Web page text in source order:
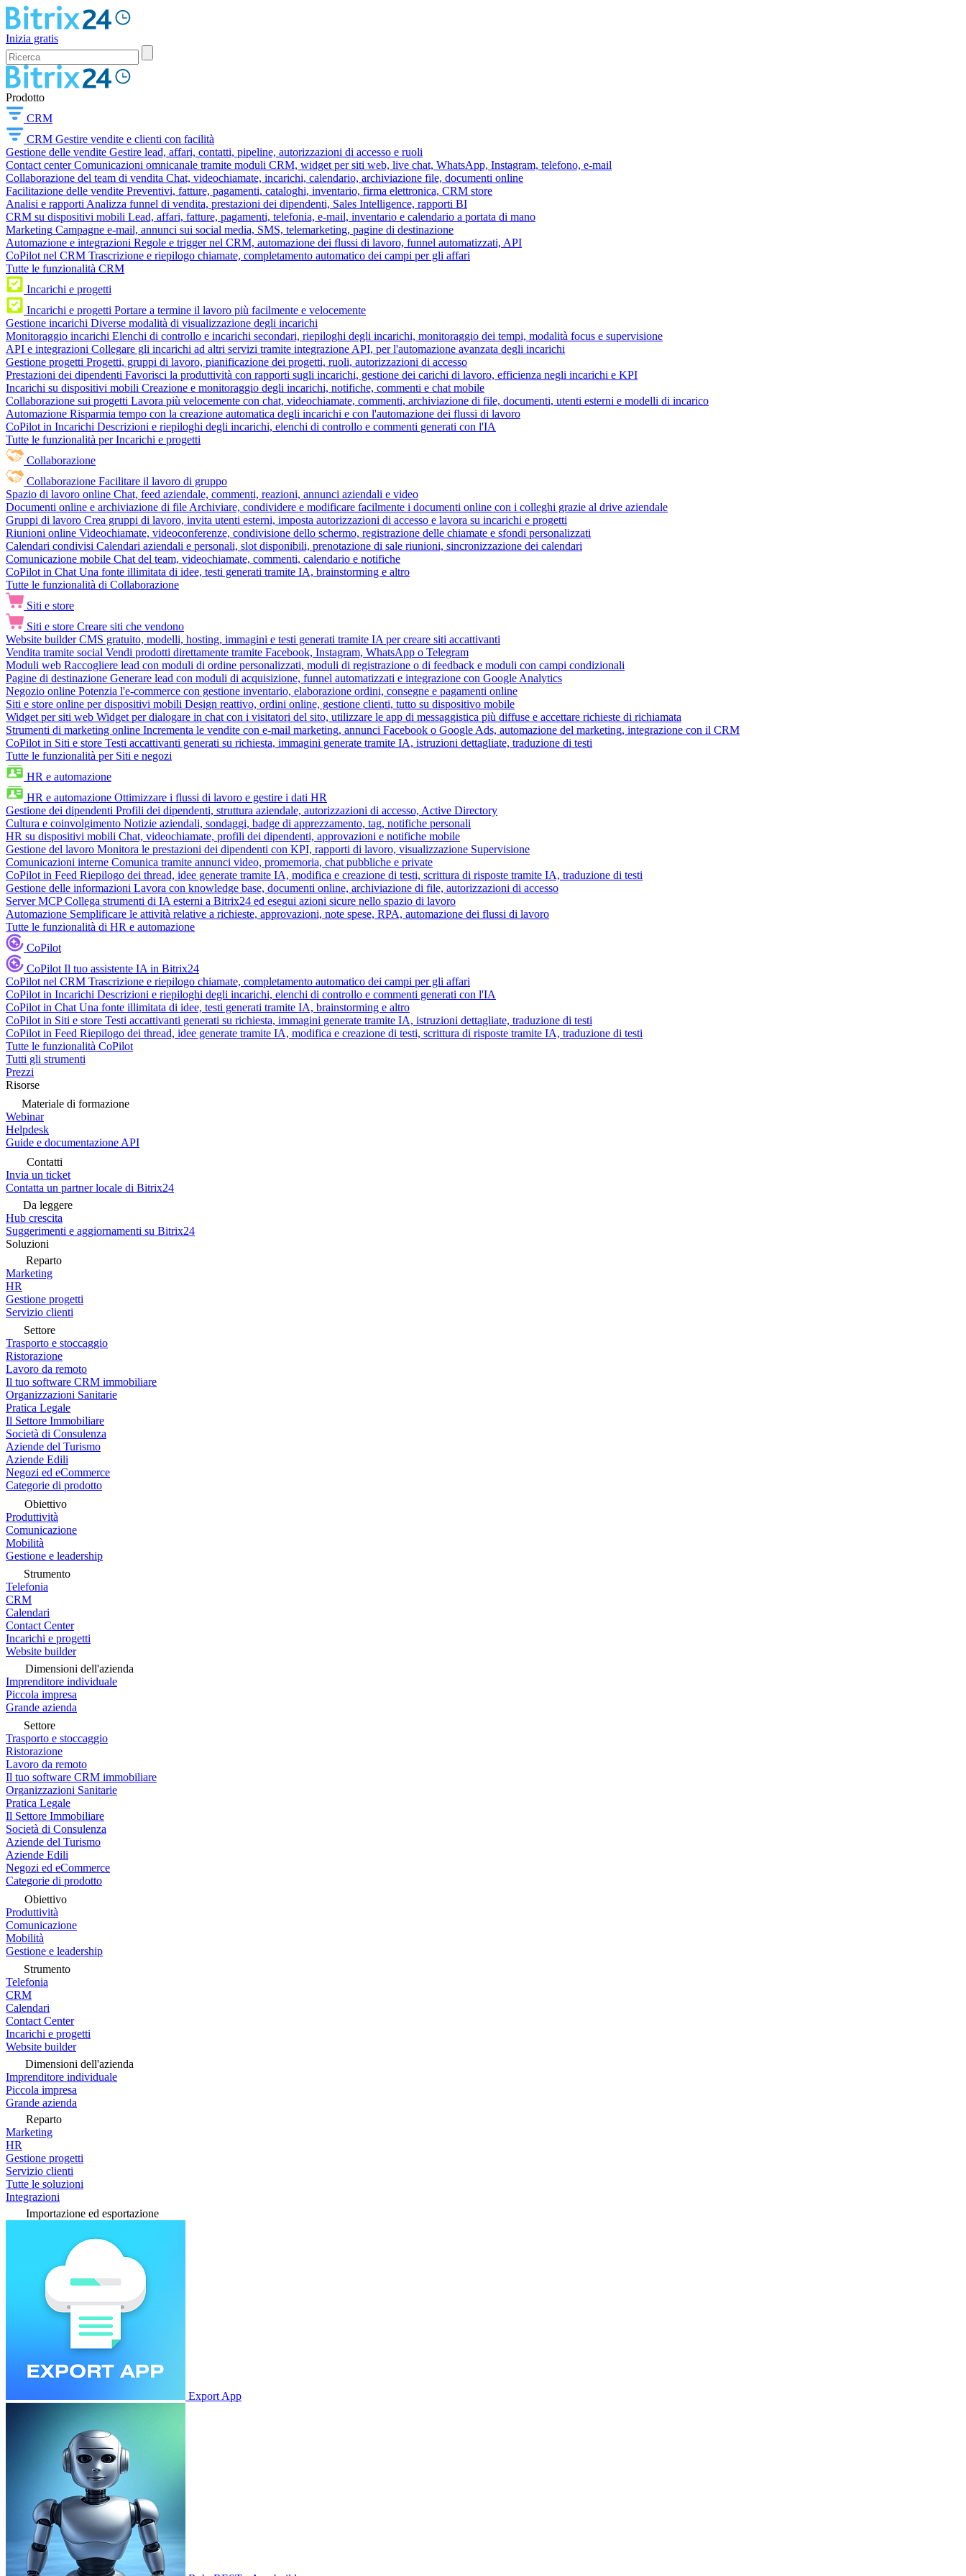
Inizia gratis
Prodotto
CRM
CRM Gestire vendite e clienti con facilità
Gestione delle vendite Gestire lead, affari, contatti, pipeline, autorizzazioni di accesso e ruoli
Contact center Comunicazioni omnicanale tramite moduli CRM, widget per siti web, live chat, WhatsApp, Instagram, telefono, e-mail
Collaborazione del team di vendita Chat, videochiamate, incarichi, calendario, archiviazione file, documenti online
Facilitazione delle vendite Preventivi, fatture, pagamenti, cataloghi, inventario, firma elettronica, CRM store
Analisi e rapporti Analizza funnel di vendita, prestazioni dei dipendenti, Sales Intelligence, rapporti BI
CRM su dispositivi mobili Lead, affari, fatture, pagamenti, telefonia, e-mail, inventario e calendario a portata di mano
Marketing Campagne e-mail, annunci sui social media, SMS, telemarketing, pagine di destinazione
Automazione e integrazioni Regole e trigger nel CRM, automazione dei flussi di lavoro, funnel automatizzati, API
CoPilot nel CRM Trascrizione e riepilogo chiamate, completamento automatico dei campi per gli affari
Tutte le funzionalità CRM
Incarichi e progetti
Incarichi e progetti Portare a termine il lavoro più facilmente e velocemente
Gestione incarichi Diverse modalità di visualizzazione degli incarichi
Monitoraggio incarichi Elenchi di controllo e incarichi secondari, riepiloghi degli incarichi, monitoraggio dei tempi, modalità focus e supervisione
API e integrazioni Collegare gli incarichi ad altri servizi tramite integrazione API, per l'automazione avanzata degli incarichi
Gestione progetti Progetti, gruppi di lavoro, pianificazione dei progetti, ruoli, autorizzazioni di accesso
Prestazioni dei dipendenti Favorisci la produttività con rapporti sugli incarichi, gestione dei carichi di lavoro, efficienza negli incarichi e KPI
Incarichi su dispositivi mobili Creazione e monitoraggio degli incarichi, notifiche, commenti e chat mobile
Collaborazione sui progetti Lavora più velocemente con chat, videochiamate, commenti, archiviazione di file, documenti, utenti esterni e modelli di incarico
Automazione Risparmia tempo con la creazione automatica degli incarichi e con l'automazione dei flussi di lavoro
CoPilot in Incarichi Descrizioni e riepiloghi degli incarichi, elenchi di controllo e commenti generati con l'IA
Tutte le funzionalità per Incarichi e progetti
Collaborazione
Collaborazione Facilitare il lavoro di gruppo
Spazio di lavoro online Chat, feed aziendale, commenti, reazioni, annunci aziendali e video
Documenti online e archiviazione di file Archiviare, condividere e modificare facilmente i documenti online con i colleghi grazie al drive aziendale
Gruppi di lavoro Crea gruppi di lavoro, invita utenti esterni, imposta autorizzazioni di accesso e lavora su incarichi e progetti
Riunioni online Videochiamate, videoconferenze, condivisione dello schermo, registrazione delle chiamate e sfondi personalizzati
Calendari condivisi Calendari aziendali e personali, slot disponibili, prenotazione di sale riunioni, sincronizzazione dei calendari
Comunicazione mobile Chat del team, videochiamate, commenti, calendario e notifiche
CoPilot in Chat Una fonte illimitata di idee, testi generati tramite IA, brainstorming e altro
Tutte le funzionalità di Collaborazione
Siti e store
Siti e store Creare siti che vendono
Website builder CMS gratuito, modelli, hosting, immagini e testi generati tramite IA per creare siti accattivanti
Vendita tramite social Vendi prodotti direttamente tramite Facebook, Instagram, WhatsApp o Telegram
Moduli web Raccogliere lead con moduli di ordine personalizzati, moduli di registrazione o di feedback e moduli con campi condizionali
Pagine di destinazione Generare lead con moduli di acquisizione, funnel automatizzati e integrazione con Google Analytics
Negozio online Potenzia l'e-commerce con gestione inventario, elaborazione ordini, consegne e pagamenti online
Siti e store online per dispositivi mobili Design reattivo, ordini online, gestione clienti, tutto su dispositivo mobile
Widget per siti web Widget per dialogare in chat con i visitatori del sito, utilizzare le app di messaggistica più diffuse e accettare richieste di richiamata
Strumenti di marketing online Incrementa le vendite con e-mail marketing, annunci Facebook o Google Ads, automazione del marketing, integrazione con il CRM
CoPilot in Siti e store Testi accattivanti generati su richiesta, immagini generate tramite IA, istruzioni dettagliate, traduzione di testi
Tutte le funzionalità per Siti e negozi
HR e automazione
HR e automazione Ottimizzare i flussi di lavoro e gestire i dati HR
Gestione dei dipendenti Profili dei dipendenti, struttura aziendale, autorizzazioni di accesso, Active Directory
Cultura e coinvolgimento Notizie aziendali, sondaggi, badge di apprezzamento, tag, notifiche personali
HR su dispositivi mobili Chat, videochiamate, profili dei dipendenti, approvazioni e notifiche mobile
Gestione del lavoro Monitora le prestazioni dei dipendenti con KPI, rapporti di lavoro, visualizzazione Supervisione
Comunicazioni interne Comunica tramite annunci video, promemoria, chat pubbliche e private
CoPilot in Feed Riepilogo dei thread, idee generate tramite IA, modifica e creazione di testi, scrittura di risposte tramite IA, traduzione di testi
Gestione delle informazioni Lavora con knowledge base, documenti online, archiviazione di file, autorizzazioni di accesso
Server MCP Collega strumenti di IA esterni a Bitrix24 ed esegui azioni sicure nello spazio di lavoro
Automazione Semplificare le attività relative a richieste, approvazioni, note spese, RPA, automazione dei flussi di lavoro
Tutte le funzionalità di HR e automazione
CoPilot
CoPilot Il tuo assistente IA in Bitrix24
CoPilot nel CRM Trascrizione e riepilogo chiamate, completamento automatico dei campi per gli affari
CoPilot in Incarichi Descrizioni e riepiloghi degli incarichi, elenchi di controllo e commenti generati con l'IA
CoPilot in Chat Una fonte illimitata di idee, testi generati tramite IA, brainstorming e altro
CoPilot in Siti e store Testi accattivanti generati su richiesta, immagini generate tramite IA, istruzioni dettagliate, traduzione di testi
CoPilot in Feed Riepilogo dei thread, idee generate tramite IA, modifica e creazione di testi, scrittura di risposte tramite IA, traduzione di testi
Tutte le funzionalità CoPilot
Tutti gli strumenti
Prezzi
Risorse
Materiale di formazione
Webinar
Helpdesk
Guide e documentazione API
Contatti
Invia un ticket
Contatta un partner locale di Bitrix24
Da leggere
Hub crescita
Suggerimenti e aggiornamenti su Bitrix24
Soluzioni
Reparto
Marketing
HR
Gestione progetti
Servizio clienti
Settore
Trasporto e stoccaggio
Ristorazione
Lavoro da remoto
Il tuo software CRM immobiliare
Organizzazioni Sanitarie
Pratica Legale
Il Settore Immobiliare
Società di Consulenza
Aziende del Turismo
Aziende Edili
Negozi ed eCommerce
Categorie di prodotto
Obiettivo
Produttività
Comunicazione
Mobilità
Gestione e leadership
Strumento
Telefonia
CRM
Calendari
Contact Center
Incarichi e progetti
Website builder
Dimensioni dell'azienda
Imprenditore individuale
Piccola impresa
Grande azienda
Settore
Trasporto e stoccaggio
Ristorazione
Lavoro da remoto
Il tuo software CRM immobiliare
Organizzazioni Sanitarie
Pratica Legale
Il Settore Immobiliare
Società di Consulenza
Aziende del Turismo
Aziende Edili
Negozi ed eCommerce
Categorie di prodotto
Obiettivo
Produttività
Comunicazione
Mobilità
Gestione e leadership
Strumento
Telefonia
CRM
Calendari
Contact Center
Incarichi e progetti
Website builder
Dimensioni dell'azienda
Imprenditore individuale
Piccola impresa
Grande azienda
Reparto
Marketing
HR
Gestione progetti
Servizio clienti
Tutte le soluzioni
Integrazioni
Importazione ed esportazione
Export App